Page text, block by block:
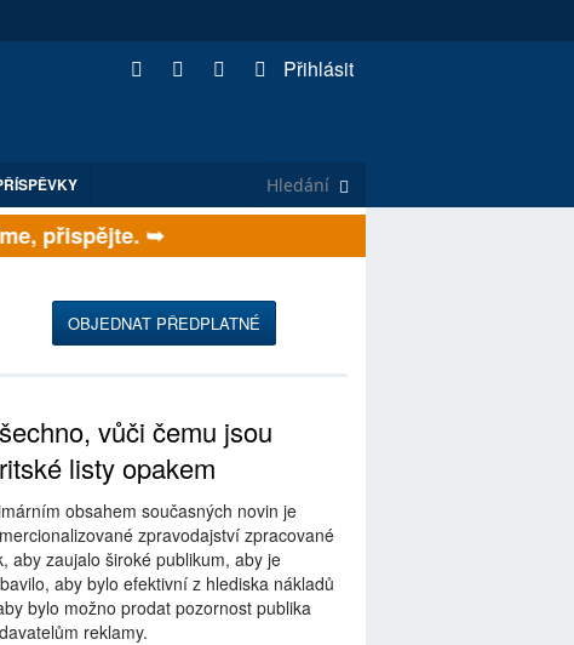
Přihlásit
přispějte. ➥
OBJEDNAT PŘEDPLATNÉ
vůči čemu jsou
listy opakem
obsahem současných novin je
zpravodajství zpracované
aby zaujalo široké publikum, aby je
aby bylo efektivní z hlediska nákladů
bylo možno prodat pozornost publika
reklamy.